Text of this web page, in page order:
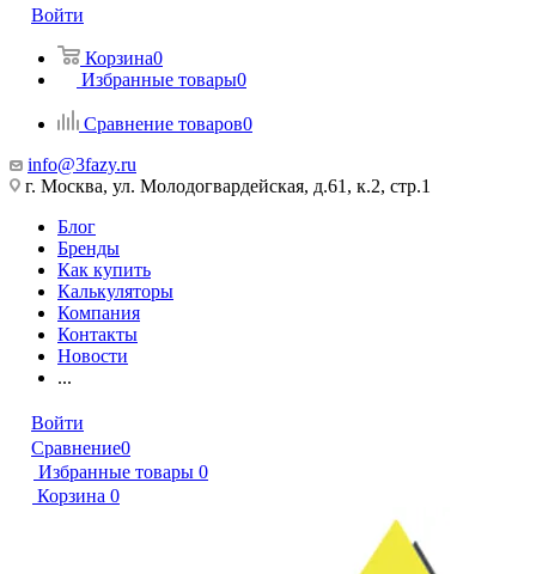
Войти
Корзина0
Избранные товары0
Сравнение товаров0
info@3fazy.ru
г. Москва, ул. Молодогвардейская, д.61, к.2, стр.1
Блог
Бренды
Как купить
Калькуляторы
Компания
Контакты
Новости
...
Войти
Сравнение0
Избранные товары 0
Корзина 0